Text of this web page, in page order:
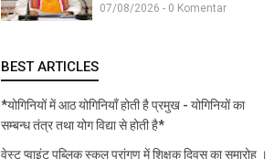
07/08/2026 - 0 Komentar
BEST ARTICLES
*योगिनियों में आठ योगिनियाँ होती है प्रमुख - योगिनियों का
सम्बन्ध तंत्र तथा योग विद्या से होती है*
वेस्ट प्वाइंट पब्लिक स्कूल प्रांगण में शिक्षक दिवस का समारोह ।